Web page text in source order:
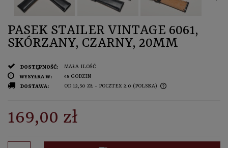
PASEK STAILER VINTAGE 6061,
SKÓRZANY, CZARNY, 20MM
DOSTĘPNOŚĆ:
MAŁA ILOŚĆ
WYSYŁKA W:
48 GODZIN
DOSTAWA:
OD 12,50 ZŁ - POCZTEX 2.0 (POLSKA)
169,00 zł